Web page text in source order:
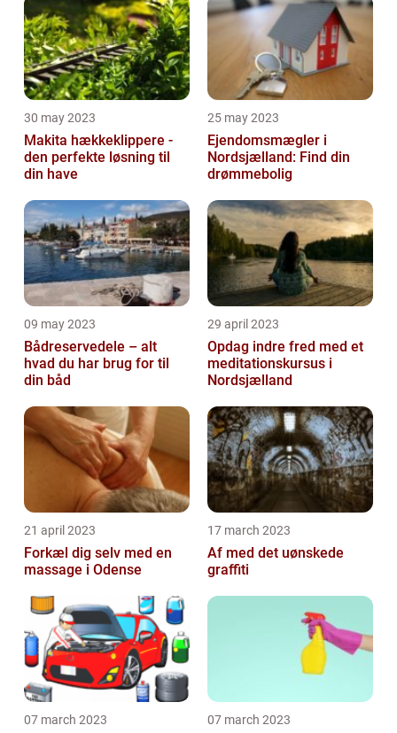
30 may 2023
Makita hækkeklippere -
den perfekte løsning til
din have
25 may 2023
Ejendomsmægler i
Nordsjælland: Find din
drømmebolig
09 may 2023
Bådreservedele – alt
hvad du har brug for til
din båd
29 april 2023
Opdag indre fred med et
meditationskursus i
Nordsjælland
21 april 2023
Forkæl dig selv med en
massage i Odense
17 march 2023
Af med det uønskede
graffiti
07 march 2023 07 march 2023